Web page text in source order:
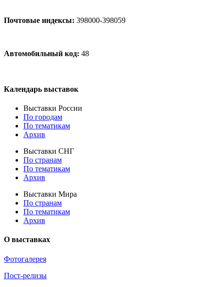
Почтовые индексы: 398000-398059
Автомобильный код: 48
Календарь выставок
Выставки России
По городам
По тематикам
Архив
Выставки СНГ
По странам
По тематикам
Архив
Выставки Мира
По странам
По тематикам
Архив
О выставках
Фотогалерея
Пост-релизы